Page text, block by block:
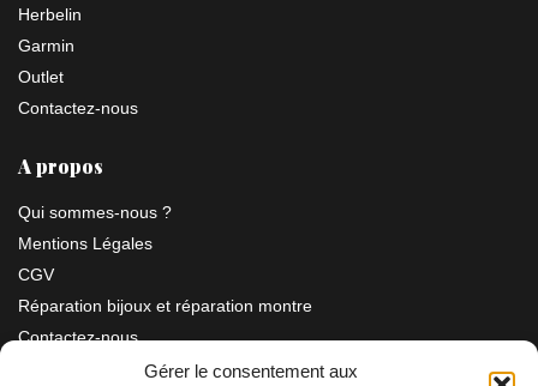
Gérer le consentement aux
Herbelin
Garmin
Outlet
Contactez-nous
A propos
Qui sommes-nous ?
Mentions Légales
CGV
Réparation bijoux et réparation montre
Contactez-nous